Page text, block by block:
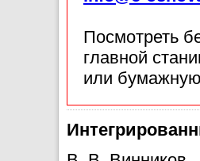
Посмотреть
главной
или